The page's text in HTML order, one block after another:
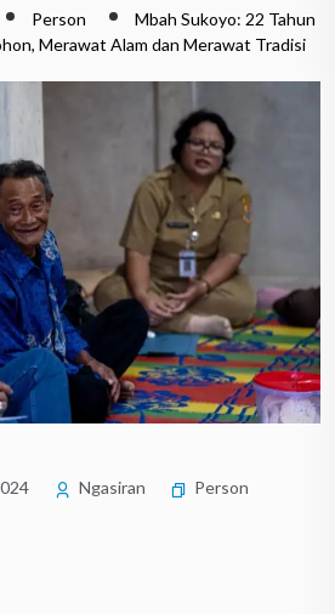
Person
Mbah Sukoyo: 22 Tahun
Merawat Alam dan Merawat Tradisi
Ngasiran
Person